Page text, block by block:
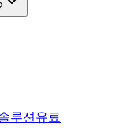
루션 유료